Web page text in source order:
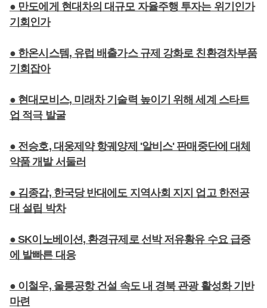
● 만도에게 현대차의 대규모 자율주행 투자는 위기인가
기회인가
● 한온시스템, 유럽 배출가스 규제 강화로 친환경차부품
기회잡아
● 현대모비스, 미래차 기술력 높이기 위해 세계 스타트
업 적극 발굴
● 전승호, 대웅제약 항궤양제 '알비스' 판매중단에 대체
약품 개발 서둘러
● 김종갑, 한국당 반대에도 지역사회 지지 업고 한전공
대 설립 박차
● SK이노베이션, 환경규제로 선박 저유황유 수요 급증
에 발빠른 대응
● 이철우, 울릉공항 건설 속도 내 경북 관광 활성화 기반
마련